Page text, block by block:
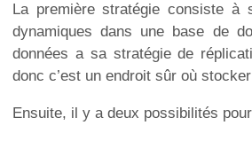
La première stratégie consiste à
dynamiques dans une base de
données a sa stratégie de
donc c’est un endroit sûr où
Ensuite, il y a deux possibilités